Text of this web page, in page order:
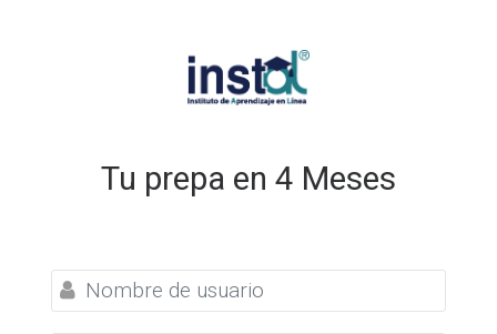
Tu prepa en 4 Meses
Nombre de usuario